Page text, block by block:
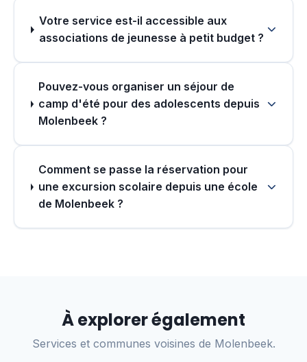
Votre service est-il accessible aux
associations de jeunesse à petit budget ?
Pouvez-vous organiser un séjour de
camp d'été pour des adolescents depuis
Molenbeek ?
Comment se passe la réservation pour
une excursion scolaire depuis une école
de Molenbeek ?
À explorer également
Services et communes voisines de Molenbeek.